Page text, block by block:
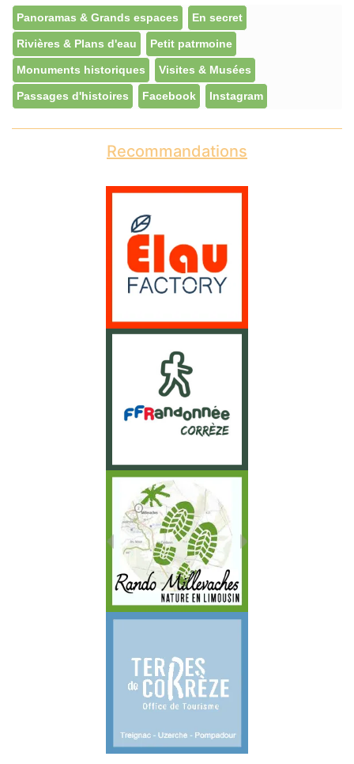
Panoramas & Grands espaces En secret
Rivières & Plans d'eau Petit patrmoine
Monuments historiques Visites & Musées
Passages d'histoires Facebook Instagram
Recommandations